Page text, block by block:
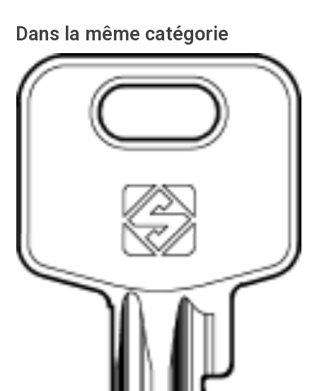
Dans la même catégorie